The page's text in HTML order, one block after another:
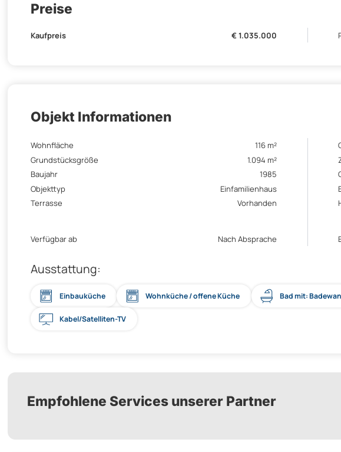
Preise
Kaufpreis € 1.035.000
Objekt Informationen
Wohnfläche 116 m²
Grundstücksgröße
1.094 m²
Baujahr
1985
Objekttyp
Einfamilienhaus
Terrasse
Vorhanden
Verfügbar ab
Nach Absprache
Ausstattung:
Einbauküche Wohnküche / offene Küche Bad mit:
Kabel/Satelliten-TV
Empfohlene Services unserer Partner